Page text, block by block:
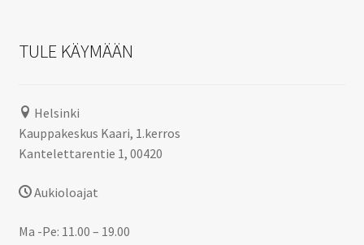
TULE KÄYMÄÄN
Helsinki
Kauppakeskus Kaari, 1.kerros
Kantelettarentie 1, 00420
Aukioloajat
Ma -Pe: 11.00 – 19.00